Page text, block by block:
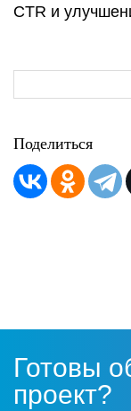
CTR и
Поделиться
Готовы
проект?